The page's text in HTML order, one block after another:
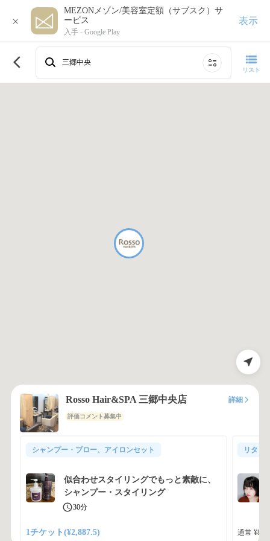
×
MEZONメゾン/美容室定額（サブスク）サ
ービス
入手 - Google Play
表示
三郷中央
リスト
Rosso Hair&SPA 三郷中央店 詳細
評価コメント募集中
シャンプー・ブロー、アイロンセット
似合わせスタイリングでもっと素敵に、
シャンプー・スタイリング
30分
1チケット(¥2,887.5)
リタッ
通常